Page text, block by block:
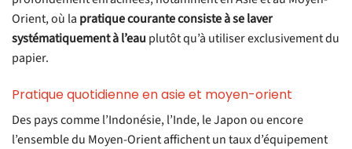
Orient, où la pratique courante consiste à se laver
systématiquement à l’eau plutôt qu’à utiliser exclusivement du
papier.
Pratique quotidienne en asie et moyen-orient
Des pays comme l’Indonésie, l’Inde, le Japon ou encore
l’ensemble du Moyen-Orient affichent un taux d’équipement